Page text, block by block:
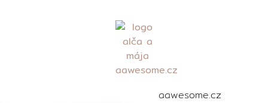
aawesome.cz